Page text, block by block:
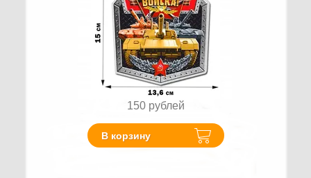
150 рублей
В корзину